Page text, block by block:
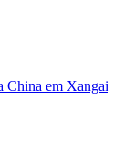
China em Xangai